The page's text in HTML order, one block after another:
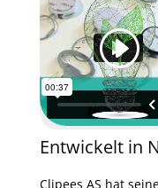
Entwickelt in
Clipees AS hat